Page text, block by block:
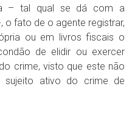
– tal qual se dá com a
o fato de o agente registrar,
ou em livros fiscais o
de elidir ou exercer
crime, visto que este não
sujeito ativo do crime de